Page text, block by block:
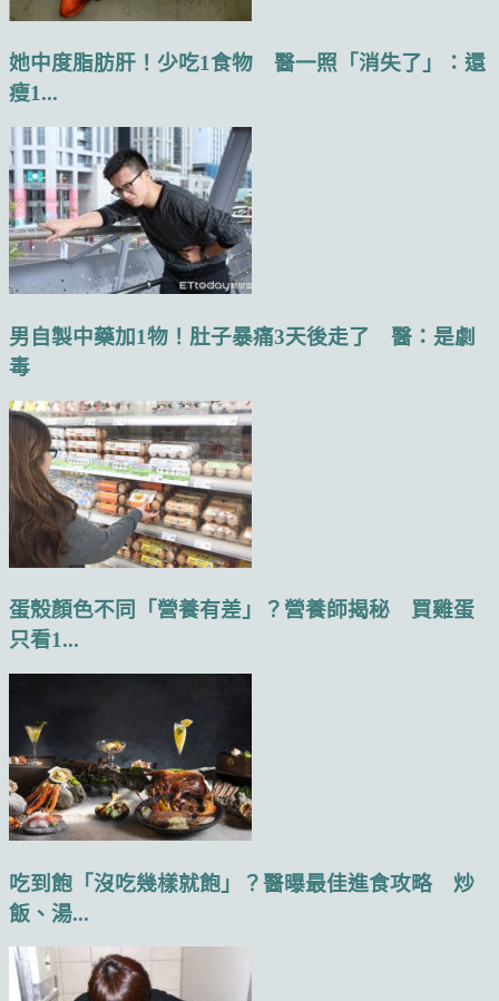
她中度脂肪肝！少吃1食物 醫一照「消失了」：還
瘦1...
男自製中藥加1物！肚子暴痛3天後走了 醫：是劇
毒
蛋殼顏色不同「營養有差」？營養師揭秘 買雞蛋
只看1...
吃到飽「沒吃幾樣就飽」？醫曝最佳進食攻略 炒
飯、湯...